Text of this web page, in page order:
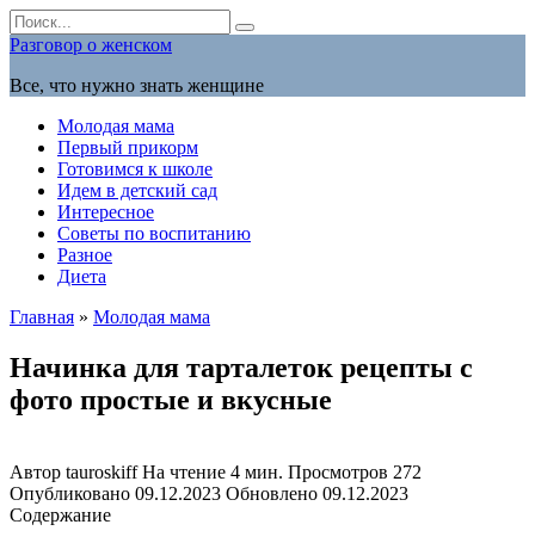
Перейти
к
содержанию
Search
for:
Разговор о женском
Все, что нужно знать женщине
Молодая мама
Первый прикорм
Готовимся к школе
Идем в детский сад
Интересное
Советы по воспитанию
Разное
Диета
Главная » Молодая мама
Начинка для тарталеток рецепты с
фото простые и вкусные
Автор tauroskiff На чтение 4 мин. Просмотров 272
Опубликовано 09.12.2023 Обновлено 09.12.2023
Содержание